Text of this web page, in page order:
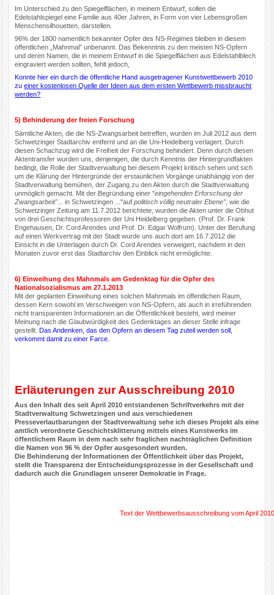
Im Unterschied zu den Spiegelflächen, in meinem Entwurf, sollen die
Edelstahlspiegel eine Familie aus 40er Jahren, in Form von vier Lebensgroßen
Menschensilhouetten, darstellen.
96% der 1800 namentlich bekannter Opfer des NS-Regimes bleiben in diesem
öffentlichen „Mahnmal” unbenannt. Das Bekenntnis zu den meisten NS-Opfern
und deren Namen, die in meinem Entwurf in die Spiegelflächen aus Edelstahlblech
eingraviert werden sollten, fehlt jedoch,
Konnte hier ein durch die öffentliche Hand ausgetragener Kunstwettbewerb 2010
zueiner kostenlosen Quelle der Ideen aus dem ersten Wettbewerb missbraucht
werden?
5) Behinderung der freien Forschung
Sämtliche Akten, die die NS-Zwangsarbeit betreffen, wurden im Juli 2012 aus dem
Schwetzinger Stadtarchiv entfernt und an die Uni-Heidelberg verlagert. Durch
diesen Schachzug wird die Freiheit der Forschung behindert. Denn durch diesen
Aktentransfer wurden uns, denjenigen, die durch Kenntnis der Hintergrundfakten
bedingt, die Rolle der Stadtverwaltung bei diesem Projekt kritisch sehen und sich
um die Klärung der Hintergründe der erstaunlichen Vorgänge unabhängig von der
Stadtverwaltung bemühen, der Zugang zu den Akten durch die Stadtverwaltung
unmöglich gemacht. Mit der Begründung einer "eingehenden Erforschung der
Zwangsarbeit"... in Schwetzingen ..."auf politisch völlig neutraler Ebene” , wie die
Schwetzinger Zeitung am 11.7.2012 berichtete, wurden die Akten unter die Obhut
von drei Geschichtsprofessoren der Uni Heidelberg gegeben. (Prof. Dr. Frank
Engehausen, Dr. Cord Arendes und Prof. Dr. Edgar Wolfrum). Unter der Berufung
auf einen Werkvertrag mit der Stadt wurde uns auch dort am 16.7.2012 die
Einsicht in die Unterlagen durch Dr. Cord Arendes verweigert, nachdem in den
Monaten zuvor erst das Stadtarchiv den Einblick nicht ermöglichte.
6) Einweihung des Mahnmals am Gedenktag für die Opfer des
Nationalsozialismus am 27.1.2013
Mit der geplanten Einweihung eines solchen Mahnmals im öffentlichen Raum,
dessen Kern sowohl im Verschweigen von NS-Opfern, als auch in irreführenden
nicht transparenten Informationen an die Öffentlichkeit besteht, wird meiner
Meinung nach die Glaubwürdigkeit des Gedenktages an dieser Stelle infrage
gestellt.Das Andenken, das den Opfern an diesem Tag zuteil werden soll,
verkommt damit zu einer Farce.
Erläuterungen zur Ausschreibung 2010
Aus den Inhalt desseit April 2010 entstandenenSchriftverkehrsmit der
Stadtverwaltung Schwetzingen und aus verschiedenen
Presseverlautbarungen der Stadtverwaltung sehe ich dieses Projekt als eine
amtlich verordnete Geschichtsklitterung mittels eines Kunstwerks im
öffentlichem Raum in dem nach sehr fraglichen nachträglichen Definition
die Namen von 96 % der Opfer ausgesondert wurden.
Die Behinderung der Informationen der Öffentlichkeit über das Projekt,
stellt die Transparenz der Entscheidungsprozesse in der Gesellschaft und
dadurch auch die Grundlagen unserer Demokratie in Frage.
Text der Wettbewerbsausschreibung vom April